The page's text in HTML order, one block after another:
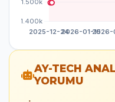
AY-TECH
YORUMU